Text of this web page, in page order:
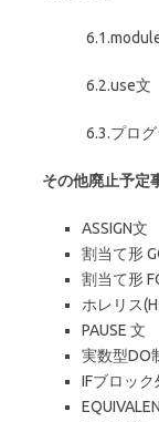
6.2.use文
6.3.プロ
その他廃止予定
ASSIGN文
割当て形
割当て形
ホレリス
PAUSE 文
実数型DO
IFブロッ